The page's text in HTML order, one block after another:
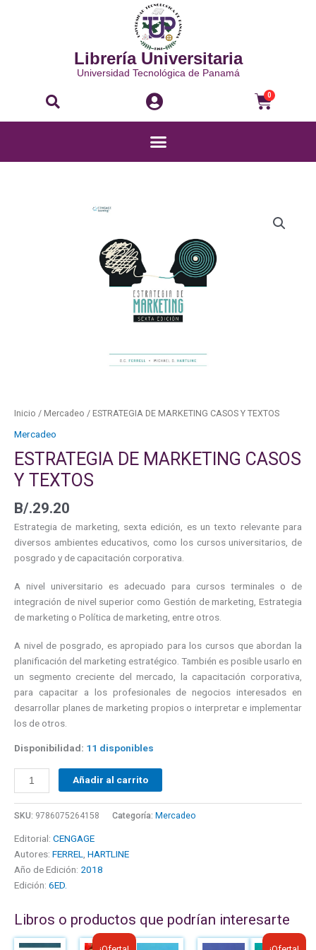
Librería Universitaria
Universidad Tecnológica de Panamá
Buscar 0
Menú
Inicio / Mercadeo / ESTRATEGIA DE MARKETING CASOS Y TEXTOS
Mercadeo
ESTRATEGIA DE MARKETING CASOS
Y TEXTOS
B/.29.20
Estrategia de marketing, sexta edición, es un texto relevante para
diversos ambientes educativos, como los cursos universitarios, de
posgrado y de capacitación corporativa.
A nivel universitario es adecuado para cursos terminales o de
integración de nivel superior como Gestión de marketing, Estrategia
de marketing o Política de marketing, entre otros.
A nivel de posgrado, es apropiado para los cursos que abordan la
planificación del marketing estratégico. También es posible usarlo en
un segmento creciente del mercado, la capacitación corporativa,
para capacitar a los profesionales de negocios interesados en
desarrollar planes de marketing propios o interpretar e implementar
los de otros.
Disponibilidad: 11 disponibles
Añadir al carrito
SKU: 9786075264158 Categoría: Mercadeo
Editorial: CENGAGE
Autores: FERREL
HARTLINE
Año de Edición: 2018
Edición: 6ED.
Libros o productos que podrían interesarte
El
El
El
El